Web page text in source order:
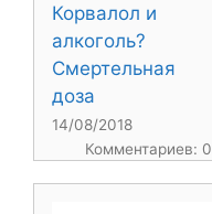
Корвалол и
алкоголь?
Смертельная
доза
14/08/2018
Комментариев: 0